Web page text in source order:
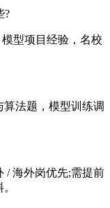
?
型项目经验，名校
法题，模型训练调
/ 海外岗优先;需提前